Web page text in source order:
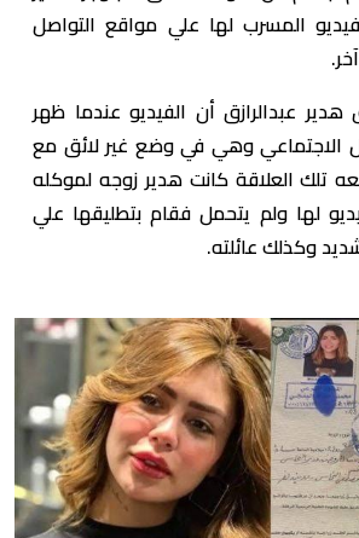
المسرب لها علي مواقع التواصل
عبدالرازق أن الفيديو عندما ظهر
الاجتماعي وهي في وضع غير لائق مع
تلك العلاقة كانت هدير زوجه لموكله
لها ولم يتحمل فقام بتطليقها علي
وكذلك عائلته.